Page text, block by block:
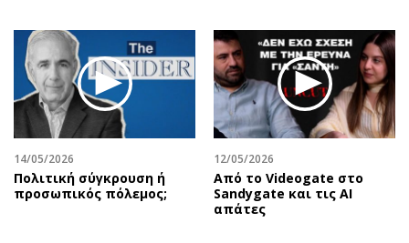
14/05/2026
Πολιτική σύγκρουση ή
προσωπικός πόλεμος;
12/05/2026
Από το Videogate στο
Sandygate και τις AI
απάτες